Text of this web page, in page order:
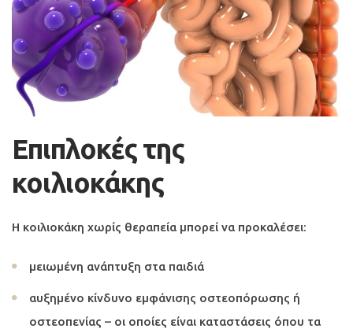
Επιπλοκές της
κοιλιοκάκης
Η κοιλιοκάκη χωρίς θεραπεία μπορεί να προκαλέσει:
μειωμένη ανάπτυξη στα παιδιά
αυξημένο κίνδυνο εμφάνισης οστεοπόρωσης ή
οστεοπενίας – οι οποίες είναι καταστάσεις όπου τα